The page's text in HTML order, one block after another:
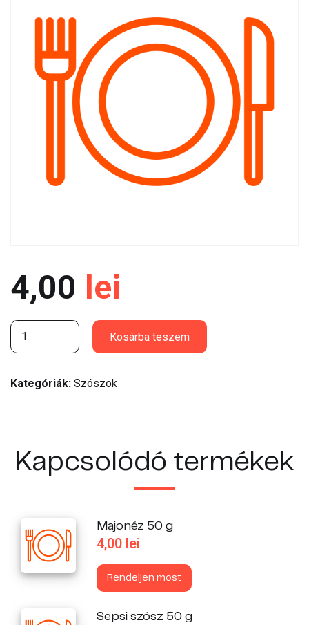
4,00 lei
Ketchup 50 g quantity
Kosárba teszem
Kategóriák: Szószok
Kapcsolódó termékek
Majonéz 50 g
4,00 lei
Rendeljen most
Sepsi szósz 50 g